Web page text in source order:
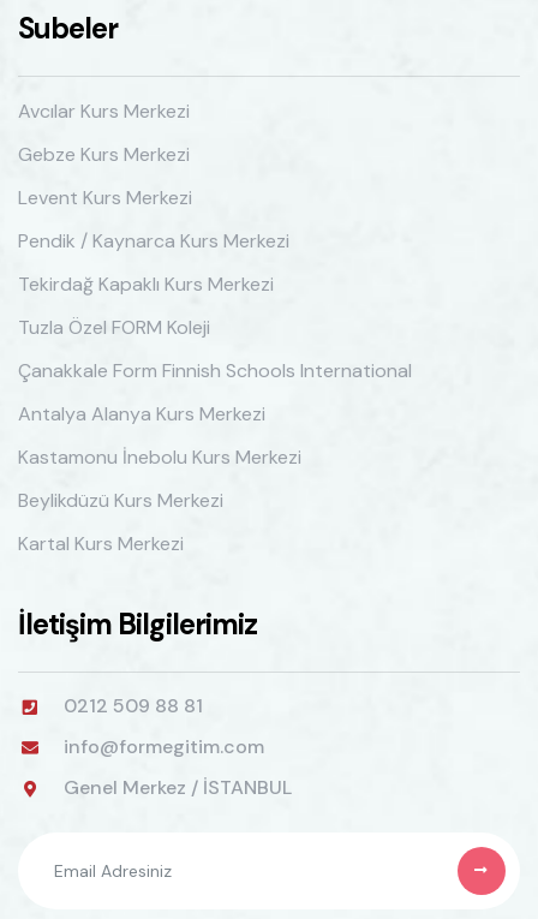
Subeler
Avcılar Kurs Merkezi
Gebze Kurs Merkezi
Levent Kurs Merkezi
Pendik / Kaynarca Kurs Merkezi
Tekirdağ Kapaklı Kurs Merkezi
Tuzla Özel FORM Koleji
Çanakkale Form Finnish Schools International
Antalya Alanya Kurs Merkezi
Kastamonu İnebolu Kurs Merkezi
Beylikdüzü Kurs Merkezi
Kartal Kurs Merkezi
İletişim Bilgilerimiz
0212 509 88 81
info@formegitim.com
Genel Merkez / İSTANBUL